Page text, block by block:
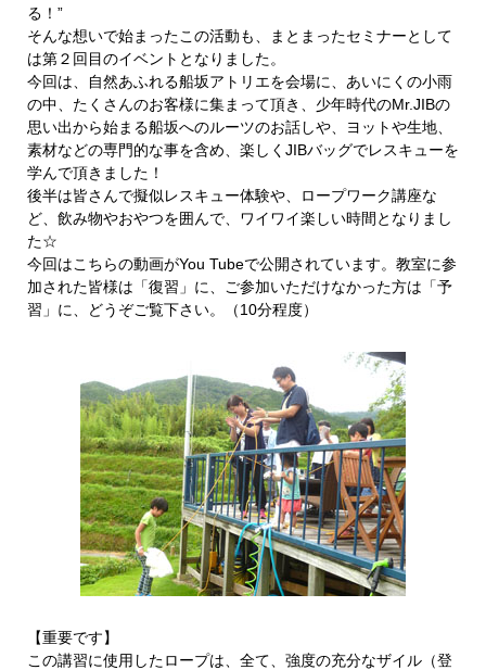
る！”
そんな想いで始まったこの活動も、まとまったセミナーとして
は第２回目のイベントとなりました。
今回は、自然あふれる船坂アトリエを会場に、あいにくの小雨
の中、たくさんのお客様に集まって頂き、少年時代のMr.JIBの
思い出から始まる船坂へのルーツのお話しや、ヨットや生地、
素材などの専門的な事を含め、楽しくJIBバッグでレスキューを
学んで頂きました！
後半は皆さんで擬似レスキュー体験や、ロープワーク講座な
ど、飲み物やおやつを囲んで、ワイワイ楽しい時間となりまし
た☆
今回はこちらの動画がYou Tubeで公開されています。教室に参
加された皆様は「復習」に、ご参加いただけなかった方は「予
習」に、どうぞご覧下さい。（10分程度）
【重要です】
この講習に使用したロープは、全て、強度の充分なザイル（登